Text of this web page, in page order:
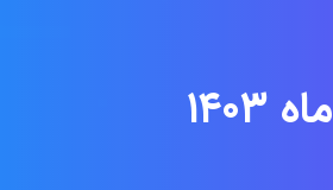
ماه ۱۴۰۳